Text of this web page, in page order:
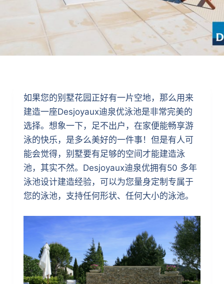
如果您的别墅花园正好有一片空地，那么用来
建造一座Desjoyaux迪泉优泳池是非常完美的
选择。想象一下，足不出户，在家便能畅享游
泳的快乐，是多么美好的一件事！但是有人可
能会觉得，别墅要有足够的空间才能建造泳
池，其实不然。Desjoyaux迪泉优拥有50 多年
泳池设计建造经验，可以为您量身定制专属于
您的泳池，支持任何形状、任何大小的泳池。